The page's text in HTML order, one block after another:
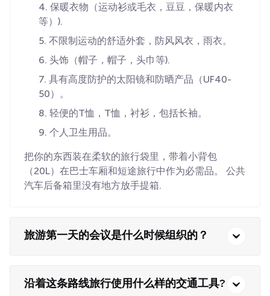
保暖衣物（运动衫或毛衣，豆豆，保暖内衣
等）).
不限制运动的舒适外套，防风风衣，雨衣。
头饰（帽子，帽子，头巾等).
具有高度防护的太阳镜和防晒产品（UF40-
50）。
轻便的T恤，T恤，衬衫，包括长袖。
个人卫生用品。
把你的东西装在柔软的旅行袋里，带着小背包
（20L）在巴士车厢和短途旅行中作为必需品。 公共
汽车后备箱里没有地方放手提箱.
旅游第一天的会议是什么时候组织的？
沿着这条路线旅行使用什么样的交通工具?